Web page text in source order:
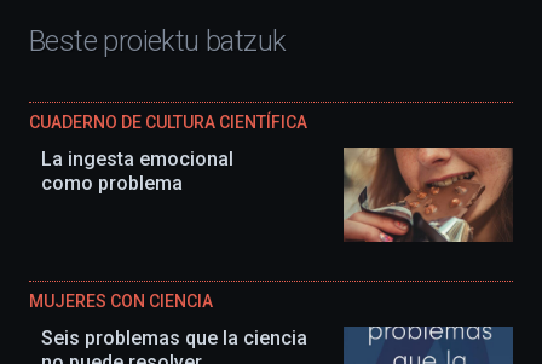
Beste proiektu batzuk
CUADERNO DE CULTURA CIENTÍFICA
La ingesta emocional
como problema
MUJERES CON CIENCIA
Seis problemas que la ciencia